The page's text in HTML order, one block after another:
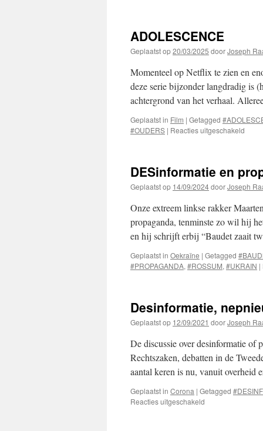
van
inspraak
ADOLESCENCE
Geplaatst op20/03/2025 doorJoseph
Momenteel op Netflix te zien en
deze serie bijzonder langdradig is
achtergrond van het verhaal.
Geplaatst in Film | Getagged
#OUDERS | Reacties uitgeschakeld
DESinformatie en
Geplaatst op 14/09/2024doorJoseph
Onze extreem linkse rakker
propaganda, tenminste zo wil hij
en hij schrijft erbij “Baudet zaait
Geplaatst in Oekraïne | Getagged
#PROPAGANDA, #ROSSUM, #UKRAIN |
Desinformatie,
Geplaatst op 12/09/2021 doorJoseph
De discussie over desinformatie of
Rechtszaken, debatten in de
aantal keren is nu, vanuit overheid
Geplaatst in Corona | Getagged
Reacties uitgeschakeld